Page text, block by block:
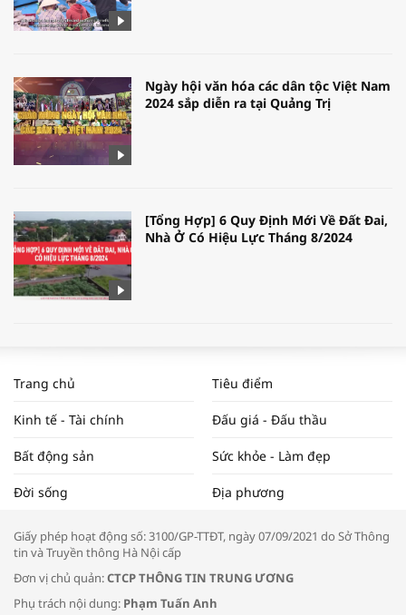
Ngày hội văn hóa các dân tộc Việt Nam
2024 sắp diễn ra tại Quảng Trị
[Tổng Hợp] 6 Quy Định Mới Về Đất Đai,
Nhà Ở Có Hiệu Lực Tháng 8/2024
NAM NĂM 2024 VÀ NĂM 2025 | NHỊP
ĐẬP THỊ TRƯỜNG #62
Tọa đàm “Xúc tiến thương mại: Khơi
Trang chủ Tiêu điểm
Kinh tế - Tài chính Đấu giá - Đấu thầu
Bất động sản Sức khỏe - Làm đẹp
Đời sống Địa phương
Giấy phép hoạt động số: 3100/GP-TTĐT, ngày 07/09/2021 do Sở Thông
tin và Truyền thông Hà Nội cấp
Đơn vị chủ quản:CTCP THÔNG TIN TRUNG ƯƠNG
Phụ trách nội dung: Phạm Tuấn Anh